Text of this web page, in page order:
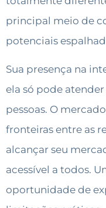
principal meio de
potenciais
Sua presença na
ela só pode
pessoas. O
fronteiras entre as
alcançar seu
acessível a todos.
oportunidade de